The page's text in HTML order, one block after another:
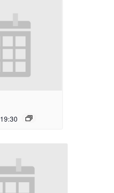
19:30